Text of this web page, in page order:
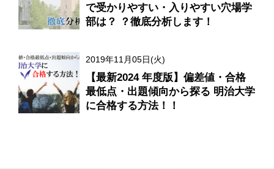
で受かりやすい・入りやすい穴場学
部は？ ？徹底分析します！
2019年11月05日(火)
【最新2024 年度版】偏差値・合格
最低点・出題傾向から探る 明治大学
に合格する方法！！